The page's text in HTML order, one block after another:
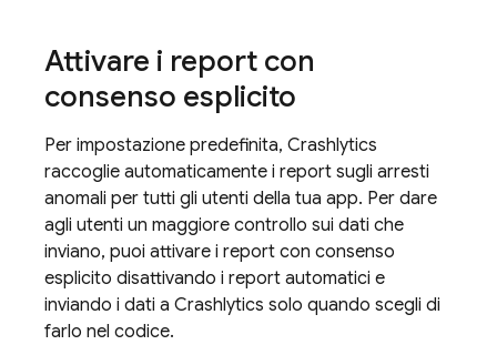
Attivare i report con
consenso esplicito
Per impostazione predefinita, Crashlytics
raccoglie automaticamente i report sugli arresti
anomali per tutti gli utenti della tua app. Per dare
agli utenti un maggiore controllo sui dati che
inviano, puoi attivare i report con consenso
esplicito disattivando i report automatici e
inviando i dati a Crashlytics solo quando scegli di
farlo nel codice.